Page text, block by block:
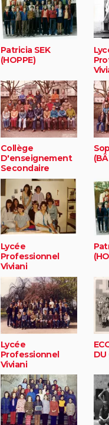
Patricia SEK
(HOPPE)
Collège
D'enseignement
Secondaire
Lycée
Professionnel
Viviani
Lycée
Professionnel
Viviani
DU